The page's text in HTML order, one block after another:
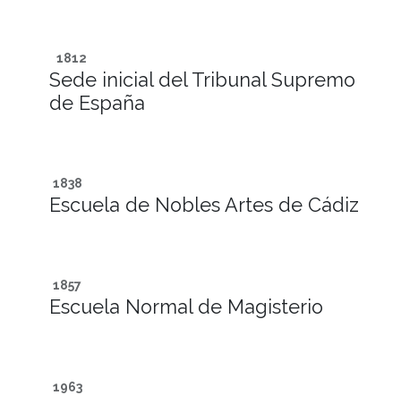
1812
Sede inicial del Tribunal Supremo
de España
1838
Escuela de Nobles Artes de Cádiz
1857
Escuela Normal de Magisterio
1963